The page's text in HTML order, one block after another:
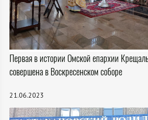
Первая в истории Омской епархии
совершена в Воскресенском соборе
21.06.2023